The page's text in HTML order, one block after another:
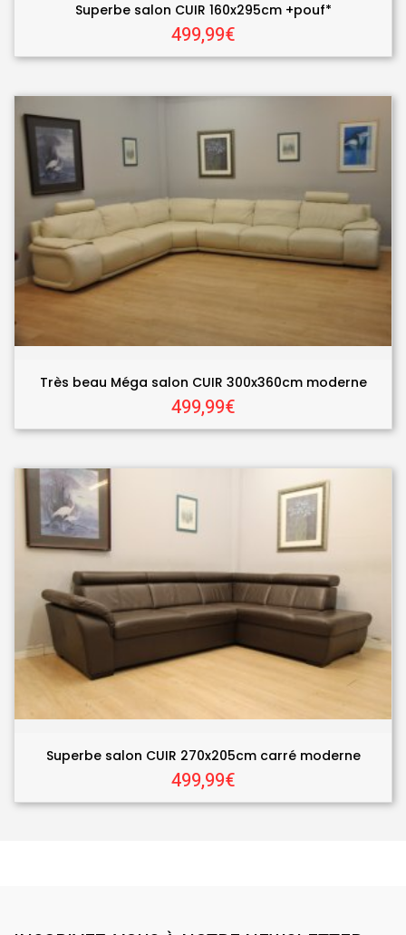
Superbe salon CUIR 160x295cm +pouf*
499,99€
Très beau Méga salon CUIR 300x360cm moderne
499,99€
Superbe salon CUIR 270x205cm carré moderne
499,99€